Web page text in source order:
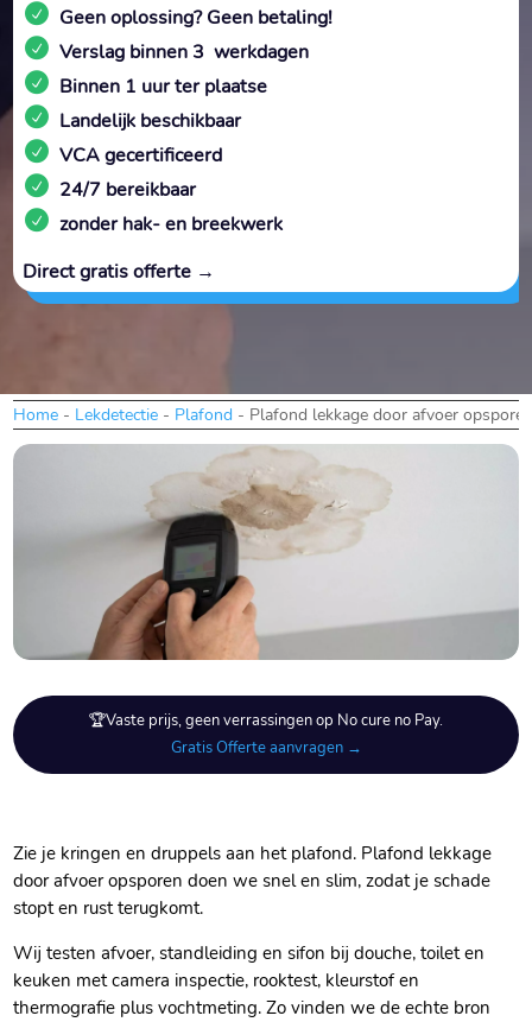
Geen oplossing? Geen betaling!
Verslag binnen 3 werkdagen
Binnen 1 uur ter plaatse
Landelijk beschikbaar
VCA gecertificeerd
24/7 bereikbaar
zonder hak- en breekwerk
Direct gratis offerte →
Home - Lekdetectie - Plafond - Plafond lekkage door afvoer
🏆Vaste prijs, geen verrassingen op No cure no Pay.
Gratis Offerte aanvragen →
Zie je kringen en druppels aan het plafond.​ Plafond lekkage
door afvoer opsporen doen we snel en slim, zodat je schade
stopt en rust terugkomt.​
Wij testen afvoer, standleiding en sifon bij douche, toilet en
keuken met camera inspectie, rooktest, kleurstof en
thermografie plus vochtmeting.​ Zo vinden we de echte bron